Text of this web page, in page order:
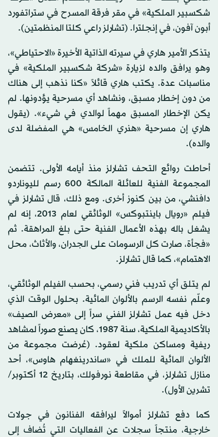
شكسبير الملكية» في مقر فرقة المسرح في ستراتفورد
أبون آفون، في إنجلترا. (تشارلز راعي كلتا المنظمتين).
يتذكر الأمير هاري في سيرته الذاتية الأخيرة «الاحتياطي»،
وهو يرافق والده لزيارة «شركة شكسبير الملكية» في
مناسبات عدة. يكتب هاري قائلاً «كنا نذهب إلى هناك
من دون إخطار مسبق، ونشاهد أي مسرحية يؤدونها. لم
يكن الإخطار المسبق مهماً لوالدي في شيء». (يقول
هاري إن مسرحية «هنري الخامس» هي المفضلة لدى
والده).
أحاطت روائع التحف تشارلز منذ أيامه الأولى. تتضمن
المجموعة الفنية للعائلة المالكة 600 رسم لليوناردو
دافنشي، من بين كنوز أخرى. ومع ذلك، قال تشارلز في
فيلم «رويال باينتبوكس» الوثائقي لعام 2013، إنه لم
يشغل باله بهذه الأعمال الفنية حتى بلغ المراهقة. ثم
«فجأة، صارت كل الرسومات على الجدران، والأثاث، محل
الاهتمام»، كما قال تشارلز.
لم يتلق أي تدريب فني رسمي، بحسب الفيلم الوثائقي،
وعلّم نفسه الرسم بالألوان المائية. بحلول الوقت الذي
دخل فيه عمل تشارلز الفني سراً إلى «معرض الصيف»
بالأكاديمية الملكية، سنة 1987، كان يصنع صوراً لمشاهد
ريفية ومساكن ملكية لعقود. (عُرضت مجموعة من
الألوان المائية للملك في «ساندرينغهام هاوس»، أحد
منازل تشارلز، في مقاطعة نورفولك، بتاريخ 12 أكتوبر/
تشرين الأول).
كما دفع تشارلز أموالاً ليرافقه الفنانون في جولات
خارجية، منتجاً سجلات عن الفعاليات التي تُضاف إلى